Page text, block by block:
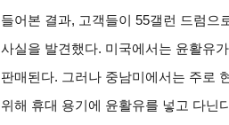
들어본 결과, 고객들이 55갤런 드럼으
사실을 발견했다. 미국에서는 윤활유
판매된다. 그러나 중남미에서는 주로
위해 휴대 용기에 윤활유를 넣고 다닌